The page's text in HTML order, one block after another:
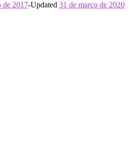
de 2017-Updated 31 de março de 2020